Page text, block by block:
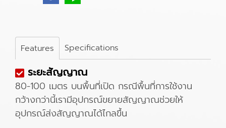
Features Specifications
ระยะสัญญาณ
80-100 เมตร บนพื้นที่เปิด กรณีพื้นที่การใช้งาน
กว้างกว่านี้เรามีอุปกรณ์ขยายสัญญาณช่วยให้
อุปกรณ์ส่งสัญญาณได้ไกลขึ้น